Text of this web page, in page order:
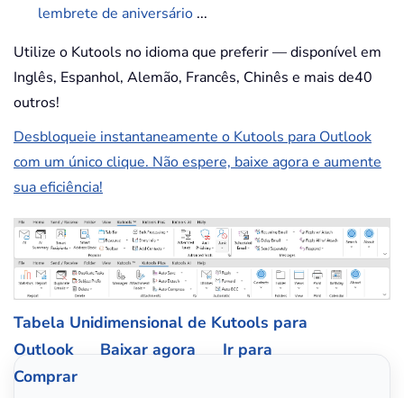
lembrete de aniversário ...
Utilize o Kutools no idioma que preferir — disponível em
Inglês, Espanhol, Alemão, Francês, Chinês e mais de40
outros!
Desbloqueie instantaneamente o Kutools para Outlook
com um único clique. Não espere, baixe agora e aumente
sua eficiência!
Tabela Unidimensional de Kutools para
Outlook
Baixar agora
Ir para
Comprar